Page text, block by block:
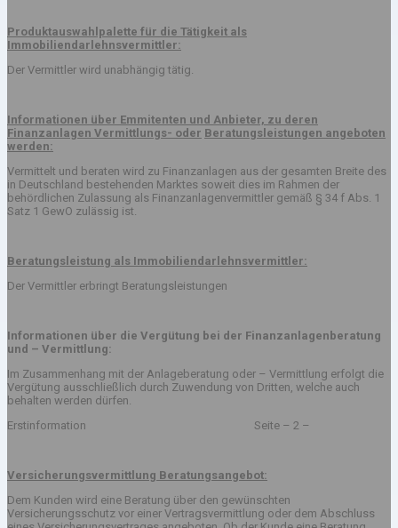
Produktauswahlpalette für die Tätigkeit als
Immobiliendarlehnsvermittler:
Der Vermittler wird unabhängig tätig.
Informationen über Emmitenten und Anbieter, zu deren
Finanzanlagen Vermittlungs- oder Beratungsleistungen angeboten
werden:
Vermittelt und beraten wird zu Finanzanlagen aus der gesamten Breite des
in Deutschland bestehenden Marktes soweit dies im Rahmen der
behördlichen Zulassung als Finanzanlagenvermittler gemäß § 34 f Abs. 1
Satz 1 GewO zulässig ist.
Beratungsleistung als Immobiliendarlehnsvermittler:
Der Vermittler erbringt Beratungsleistungen
Informationen über die Vergütung bei der Finanzanlagenberatung
und – Vermittlung:
Im Zusammenhang mit der Anlageberatung oder – Vermittlung erfolgt die
Vergütung ausschließlich durch Zuwendung von Dritten, welche auch
behalten werden dürfen.
Erstinformation Seite – 2 –
Versicherungsvermittlung Beratungsangebot:
Dem Kunden wird eine Beratung über den gewünschten
Versicherungsschutz vor einer Vertragsvermittlung oder dem Abschluss